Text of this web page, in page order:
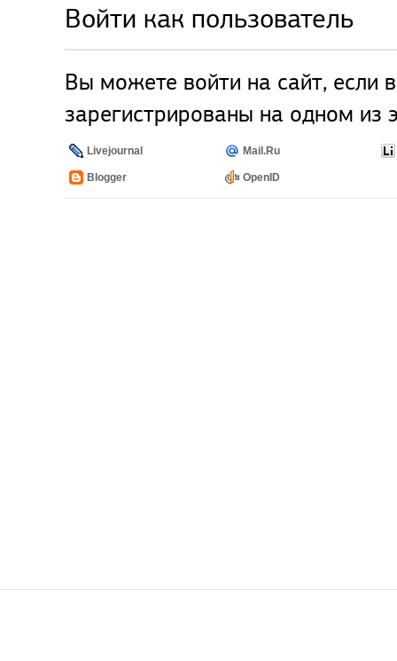
Войти как пользователь
Вы можете войти на сайт, если
зарегистрированы на одном из
Livejournal Mail.Ru
Blogger OpenID